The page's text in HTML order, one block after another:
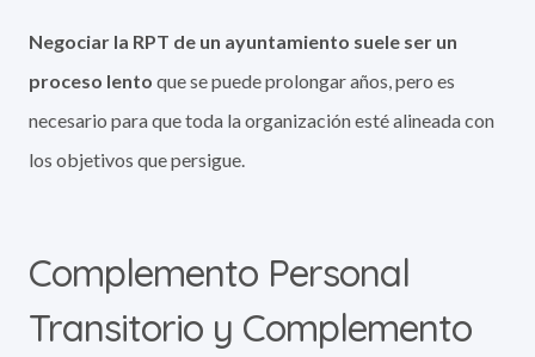
Negociar la RPT de un ayuntamiento suele ser un
proceso lento que se puede prolongar años, pero es
necesario para que toda la organización esté alineada con
los objetivos que persigue.
Complemento Personal
Transitorio y Complemento